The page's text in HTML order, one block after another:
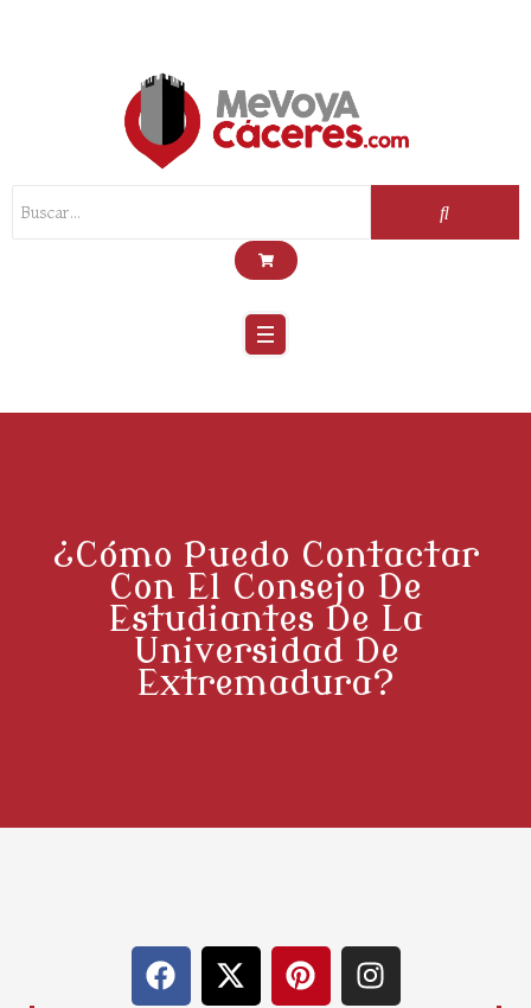
¿Cómo Puedo Contactar
Con El Consejo De
Estudiantes De La
Universidad De
Extremadura?
F
a
X
-
P
i
I
n